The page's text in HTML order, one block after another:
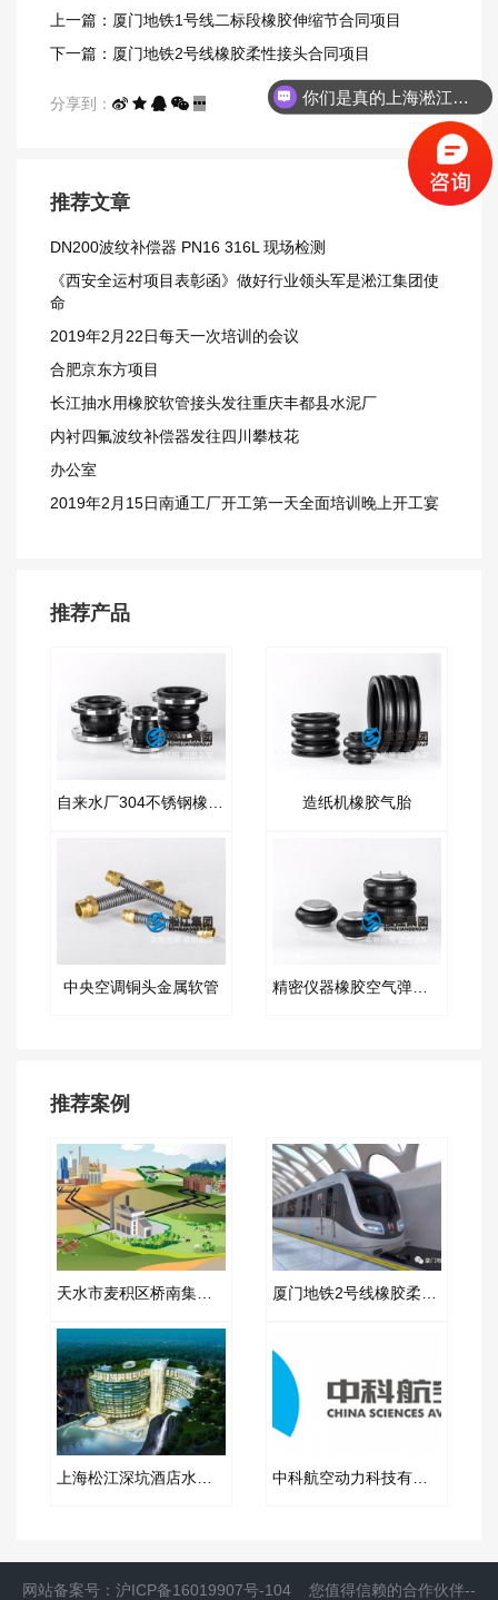
上一篇：厦门地铁1号线二标段橡胶伸缩节合同项目
下一篇：厦门地铁2号线橡胶柔性接头合同项目
分享到：
推荐文章
DN200波纹补偿器 PN16 316L 现场检测
《西安全运村项目表彰函》做好行业领头军是淞江集团使
命
2019年2月22日每天一次培训的会议
合肥京东方项目
长江抽水用橡胶软管接头发往重庆丰都县水泥厂
内衬四氟波纹补偿器发往四川攀枝花
办公室
2019年2月15日南通工厂开工第一天全面培训晚上开工宴
推荐产品
造纸机橡胶气胎
中央空调铜头金属软管
推荐案例
网站备案号： 沪ICP备16019907号-104 您值得信赖的合作伙伴--